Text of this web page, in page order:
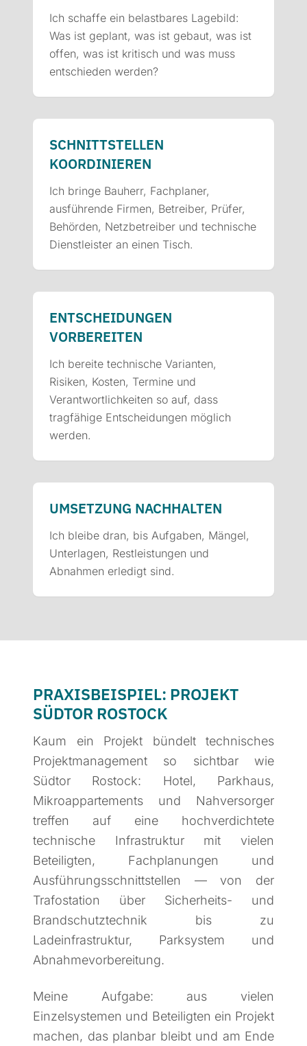
Ich schaffe ein belastbares Lagebild:
Was ist geplant, was ist gebaut, was ist
offen, was ist kritisch und was muss
entschieden werden?
SCHNITTSTELLEN
KOORDINIEREN
Ich bringe Bauherr, Fachplaner,
ausführende Firmen, Betreiber, Prüfer,
Behörden, Netzbetreiber und technische
Dienstleister an einen Tisch.
ENT­SCHEIDUNGEN
VORBEREITEN
Ich bereite technische Varianten,
Risiken, Kosten, Termine und
Verantwortlichkeiten so auf, dass
tragfähige Entscheidungen möglich
werden.
UMSETZUNG NACHHALTEN
Ich bleibe dran, bis Aufgaben, Mängel,
Unterlagen, Restleistungen und
Abnahmen erledigt sind.
PRAXISBEISPIEL: PROJEKT
SÜDTOR ROSTOCK
Kaum ein Projekt bündelt technisches
Projektmanagement so sichtbar wie
Südtor Rostock: Hotel, Parkhaus,
Mikroappartements und Nahversorger
treffen auf eine hochverdichtete
technische Infrastruktur mit vielen
Beteiligten, Fachplanungen und
Ausführungsschnittstellen — von der
Trafostation über Sicherheits- und
Brandschutztechnik bis zu
Ladeinfrastruktur, Parksystem und
Abnahmevorbereitung.
Meine Aufgabe: aus vielen
Einzelsystemen und Beteiligten ein Projekt
machen, das planbar bleibt und am Ende